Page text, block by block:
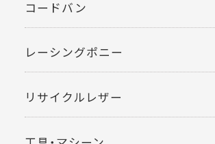
コードバン
レーシングポニー
リサイクルレザー